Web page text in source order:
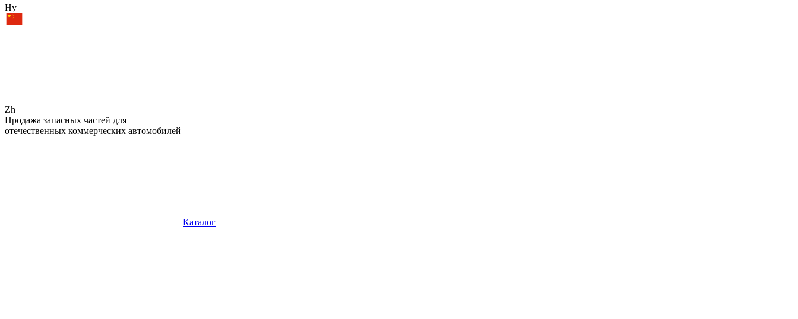
Hy
Zh
Продажа запасных частей для
отечественных коммерческих автомобилей
Каталог